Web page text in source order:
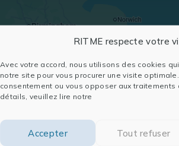
RITME respecte votre
Avec votre accord, nous utilisons des cookies
notre site pour vous procurer une visite
consentement ou vous opposer aux traitements
détails, veuillez lire notre
Accepter Tout refuser